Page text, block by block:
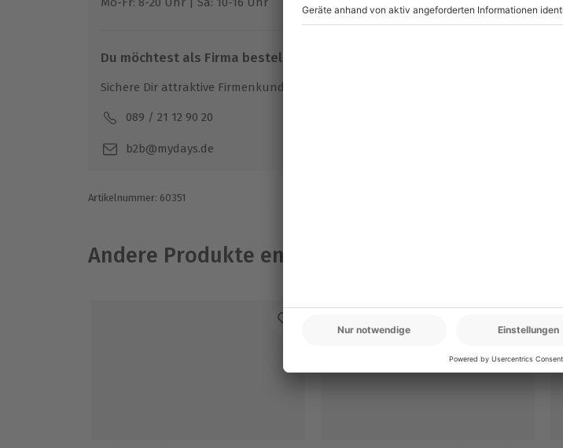
Internetverbindung und einem Computer, Laptop, Smartphone oder
Du möchtest als Firma bestellen?
Sichere Dir attraktive Firmenkunden Vorteile.
089 / 21 12 90 20
b2b@mydays.de
Artikelnummer: 60351
Andere Produkte entdecken